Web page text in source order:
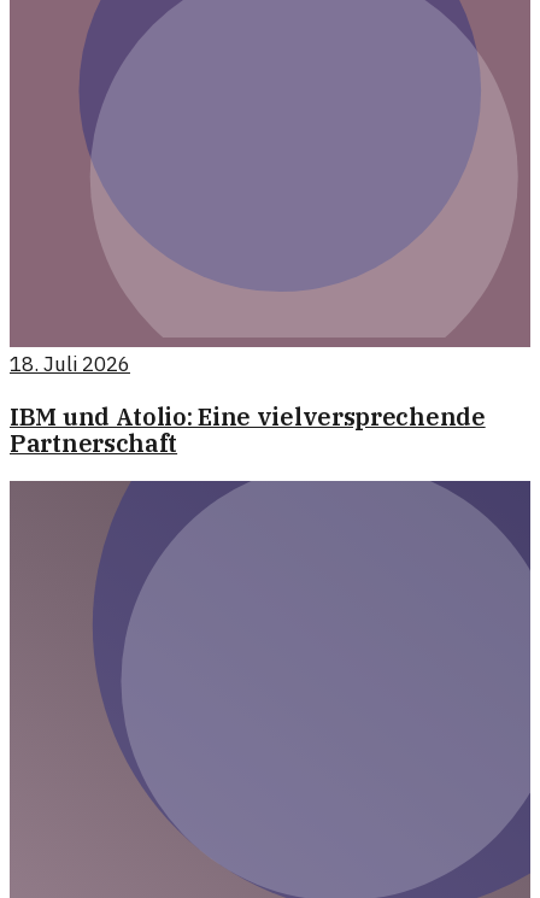
18. Juli 2026
IBM und Atolio: Eine vielversprechende
Partnerschaft